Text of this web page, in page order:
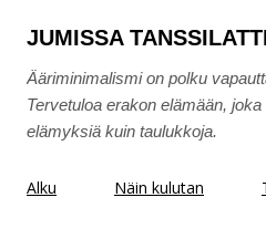
Siirry
JUMISSA
Ääriminimalismi on polku
Tervetuloa erakon elämään,
elämyksiä kuin taulukkoja.
Alku Näin kulutan